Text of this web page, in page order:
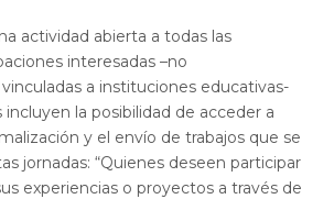
actividad abierta a todas las
interesadas –no
a instituciones educativas-
incluyen la posibilidad de acceder a
y el envío de trabajos que se
jornadas: “Quienes deseen participar
experiencias o proyectos a través de